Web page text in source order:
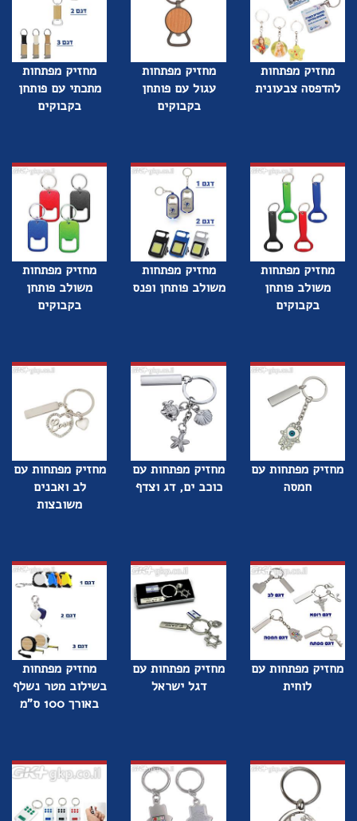
מחזיק מפתחות
להדפסה צבעונית
מחזיק מפתחות
עגול עם פותחן
בקבוקים
מחזיק מפתחות
מתכתי עם פותחן
בקבוקים
מחזיק מפתחות
משולב פותחן
בקבוקים
מחזיק מפתחות
משולב פותחן ופנס
מחזיק מפתחות
משולב פותחן
בקבוקים
מחזיק מפתחות עם
חמסה
מחזיק מפתחות עם
כוכב ים, דג וצדף
מחזיק מפתחות עם
לב ואבנים
משובצות
מחזיק מפתחות עם
לוחית
מחזיק מפתחות עם
דגל ישראל
מחזיק מפתחות
בשילוב מטר נשלף
באורך 100 ס"מ